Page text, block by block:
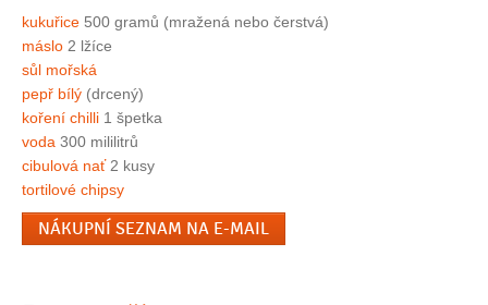
kukuřice 500 gramů (mražená nebo čerstvá)
máslo 2 lžíce
sůl mořská
pepř bílý (drcený)
koření chilli 1 špetka
voda 300 mililitrů
cibulová nať2 kusy
tortilové chipsy
NÁKUPNÍ SEZNAM NA E-MAIL